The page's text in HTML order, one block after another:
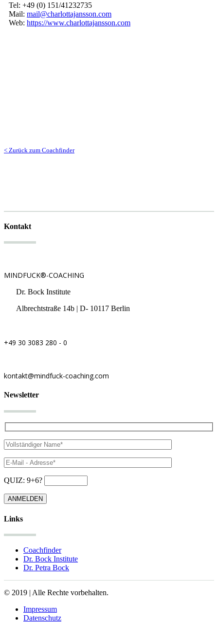
Tel: +49 (0) 151/41232735
Mail: mail@charlottajansson.com
Web: https://www.charlottajansson.com
< Zurück zum Coachfinder
Kontakt
MINDFUCK®-COACHING
Dr. Bock Institute
Albrechtstraße 14b | D- 10117 Berlin
+49 30 3083 280 - 0
kontakt@mindfuck-coaching.com
Newsletter
QUIZ: 9+6?
Links
Coachfinder
Dr. Bock Institute
Dr. Petra Bock
© 2019 | Alle Rechte vorbehalten.
Impressum
Datenschutz